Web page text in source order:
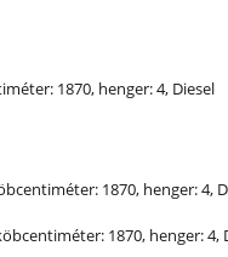
1870, henger: 4, Diesel
1870, henger: 4,
1870, henger: 4,